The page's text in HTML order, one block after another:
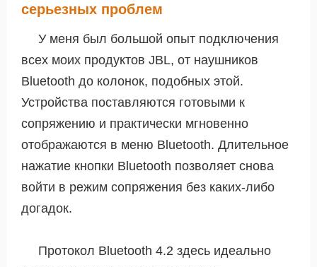
серьезных проблем
У меня был большой опыт подключения
всех моих продуктов JBL, от наушников
Bluetooth до колонок, подобных этой.
Устройства поставляются готовыми к
сопряжению и практически мгновенно
отображаются в меню Bluetooth. Длительное
нажатие кнопки Bluetooth позволяет снова
войти в режим сопряжения без каких-либо
догадок.
Протокол Bluetooth 4.2 здесь идеально